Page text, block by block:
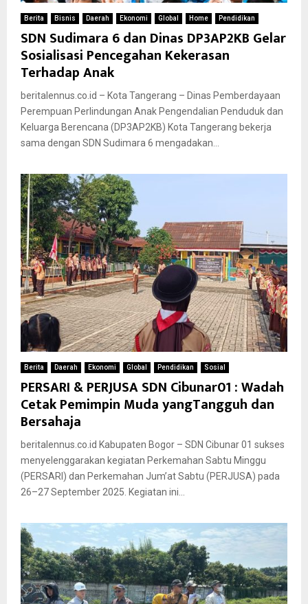
Berita Bisnis Daerah Ekonomi Global Home Pendidikan
SDN Sudimara 6 dan Dinas DP3AP2KB Gelar
Sosialisasi Pencegahan Kekerasan
Terhadap Anak
beritalennus.co.id – Kota Tangerang – Dinas Pemberdayaan
Perempuan Perlindungan Anak Pengendalian Penduduk dan
Keluarga Berencana (DP3AP2KB) Kota Tangerang bekerja
sama dengan SDN Sudimara 6 mengadakan...
Berita Daerah Ekonomi Global Pendidikan Sosial
PERSARI & PERJUSA SDN Cibunar01 : Wadah
Cetak Pemimpin Muda yangTangguh dan
Bersahaja
beritalennus.co.id Kabupaten Bogor – SDN Cibunar 01 sukses
menyelenggarakan kegiatan Perkemahan Sabtu Minggu
(PERSARI) dan Perkemahan Jum’at Sabtu (PERJUSA) pada
26–27 September 2025. Kegiatan ini...